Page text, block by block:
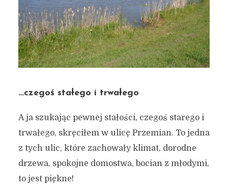
…czegoś stałego i trwałego
A ja szukając pewnej stałości, czegoś starego i
trwałego, skręciłem w ulicę Przemian. To jedna
z tych ulic, które zachowały klimat, dorodne
drzewa, spokojne domostwa, bocian z młodymi,
to jest piękne!